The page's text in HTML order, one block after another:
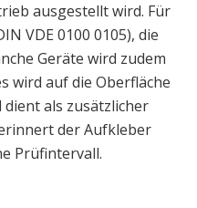
ausgestellt wird. Für
VDE 0100 0105), die
Geräte wird zudem
wird auf die Oberfläche
als zusätzlicher
der Aufkleber
Prüfintervall.